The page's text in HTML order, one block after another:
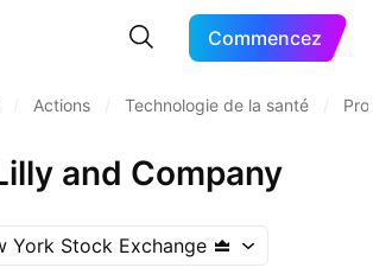
Commencez
Actions Technologie de la santé
and Company
York Stock Exchange